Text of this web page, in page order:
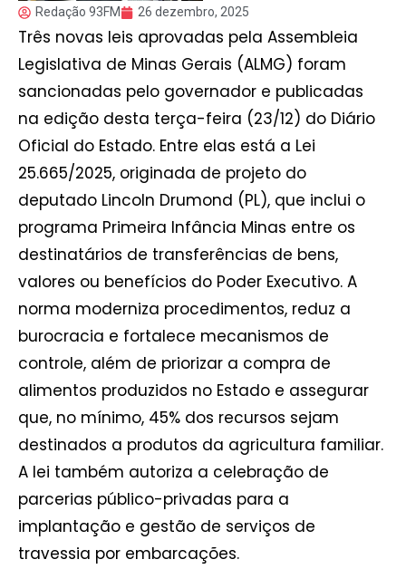
Redação 93FM 26 dezembro, 2025
Três novas leis aprovadas pela Assembleia
Legislativa de Minas Gerais (ALMG) foram
sancionadas pelo governador e publicadas
na edição desta terça-feira (23/12) do Diário
Oficial do Estado. Entre elas está a Lei
25.665/2025, originada de projeto do
deputado Lincoln Drumond (PL), que inclui o
programa Primeira Infância Minas entre os
destinatários de transferências de bens,
valores ou benefícios do Poder Executivo. A
norma moderniza procedimentos, reduz a
burocracia e fortalece mecanismos de
controle, além de priorizar a compra de
alimentos produzidos no Estado e assegurar
que, no mínimo, 45% dos recursos sejam
destinados a produtos da agricultura familiar.
A lei também autoriza a celebração de
parcerias público-privadas para a
implantação e gestão de serviços de
travessia por embarcações.